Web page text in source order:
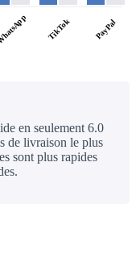
WhatsApp TikTok PayPal
en seulement 6.0
de livraison le plus
sont plus rapides